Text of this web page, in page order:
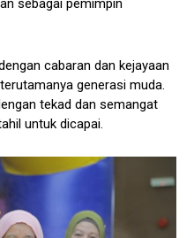
sebagai pemimpin
cabaran dan kejayaan
generasi muda.
tekad dan semangat
untuk dicapai.